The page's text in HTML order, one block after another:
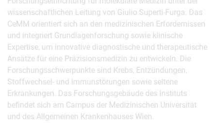
wissenschaftlichen Leitung von Giulio Superti-Furga. Das
CeMM orientiert sich an den medizinischen Erfordernissen
und integriert Grundlagenforschung sowie klinische
Expertise, um innovative diagnostische und therapeutische
Ansätze für eine Präzisionsmedizin zu entwickeln. Die
Forschungsschwerpunkte sind Krebs, Entzündungen,
Stoffwechsel- und Immunstörungen sowie seltene
Erkrankungen. Das Forschungsgebäude des Instituts
befindet sich am Campus der Medizinischen Universität
und des Allgemeinen Krankenhauses Wien.